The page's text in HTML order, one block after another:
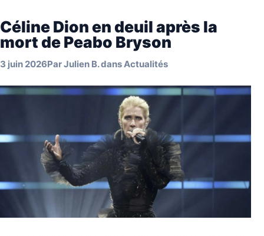
Céline Dion en deuil après la
mort de Peabo Bryson
3 juin 2026ParJulien B.dansActualités